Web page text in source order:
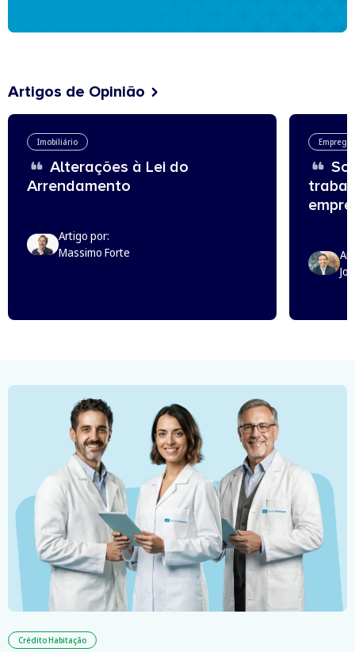
Artigos de Opinião
Imobiliário
Alterações à Lei do
Arrendamento
Artigo por:
Massimo Forte
Emprego
Crédito Habitação